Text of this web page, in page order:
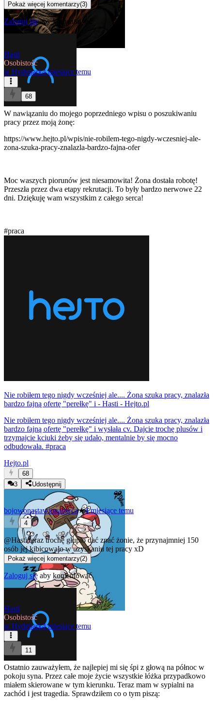
Pokaż więcej komentarzy(3)
Zaloguj sięaby komentować
Hasti
Osobistość
w Hydepark4 miesiące temu
68
W nawiązaniu do mojego poprzedniego wpisu o poszukiwaniu
pracy przez moją żonę:
https://www.hejto.pl/wpis/nie-robilem-tego-nigdy-wczesniej-ale-
zona-szuka-pracy-znalazla-bardzo-fajna-ofer
Moc waszych piorunów jest niesamowita! Żona dostała robotę!
Przeszła przez dwa etapy rekrutacji. To były bardzo nerwowe 22
dni. Dziękuję wam wszystkim z całego serca!
#praca
Nie robiłem tego nigdy wcześniej ale.... Żona szuka pracy, znalazła
bardzo fajną ofertę "perełkę" i - Hasti - Hejto.pl
Nie robiłem tego nigdy wcześniej ale.... Żona szuka pracy, znalazła
bardzo fajną ofertę "perełkę" i wysłała cv. Dajcie trochę plusów i
trzymajcie kciuki żeby się udało, mentalnie by się mocno
odbudowała. #praca
Hejto.pl
68
3
Udostępnij
bojowonastawionaowca★4 miesiące temu
4
@Hastiteraz trochę głupio dać znać żonie, że przynajmniej 150
osób jej kibicowało w uzyskaniu tej pracy xD
Pokaż więcej komentarzy(2)
Zaloguj się aby komentować
Hasti
Osobistość
w Hydepark4 miesiące temu
11
Ostatnio zauważyłem, że najlepiej mi się śpi z głową na północ w
pokoju syna. Przez całe moje życie wszystkie łóżka przypadkowo
miałem skierowane w tym kierunku. Teraz mam w sypialni na
zachód i jest tragedia. Sprawdziłem co o tym piszą: